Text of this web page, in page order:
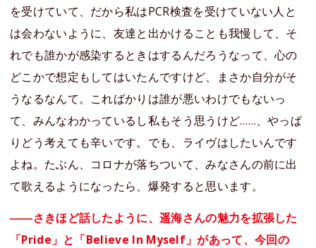
を受けていて、だから私はPCR検査を受けていない人と
は会わないように、友達と出かけることも我慢して、そ
れでも誰かが感染するときはするんだろうなって、心の
どこかで想定もしてはいたんですけど、まさか自分がそ
うなるなんて。こればかりは誰が悪いわけでもないっ
て、みんなわかっているし私もそう思うけど……、やっぱ
りどう考えても辛いです。でも、ライヴはしたいんです
よね。たぶん、コロナが落ちついて、みなさんの前に出
て歌えるようになったら、爆発すると思います。
――さきほど話したように、遥海さんの魅力を拡張した
「Pride」と「Believe In Myself」があって、今回の